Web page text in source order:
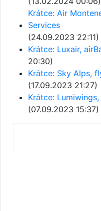
Krátce: Air
Services
(24.09.2023 22:11)
Krátce: Luxair,
20:30)
Krátce: Sky Alps,
(17.09.2023 21:27)
Krátce:
(07.09.2023 15:37)